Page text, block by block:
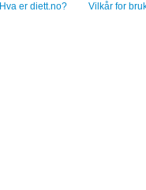
Hva er diett.no? Vilkår for